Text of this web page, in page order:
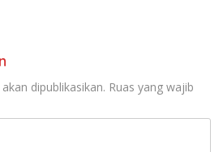
dipublikasikan. Ruas yang wajib